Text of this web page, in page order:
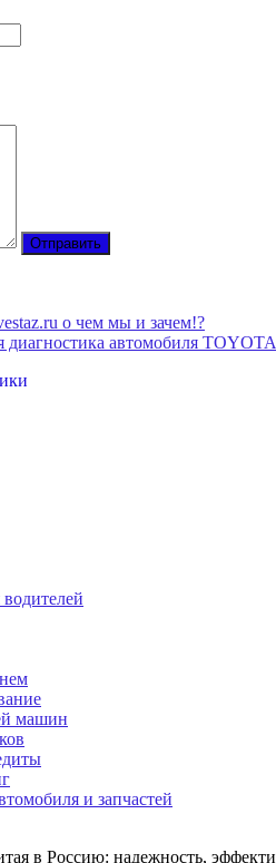
о чем мы и зачем!?
диагностика автомобиля TOYOTA
машин
и запчастей